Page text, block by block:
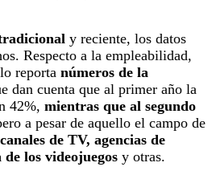
y reciente, los datos
Respecto a la empleabilidad,
reporta números de la
dan cuenta que al primer año la
42%, mientras que al segundo
a pesar de aquello el campo de
canales de TV, agencias de
los videojuegos y otras.